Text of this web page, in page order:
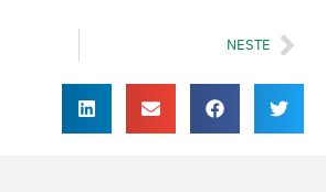
NESTE